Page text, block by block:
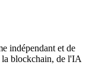
indépendant et de
la blockchain, de l'IA